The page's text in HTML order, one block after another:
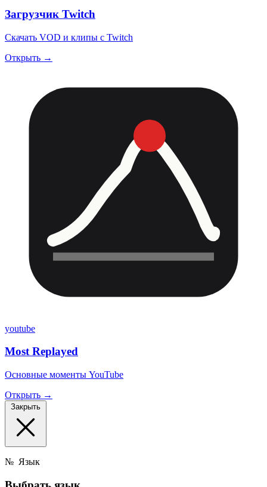
Загрузчик Twitch
Скачать VOD и клипы с Twitch
Открыть →
youtube
Most Replayed
Основные моменты YouTube
Открыть →
Закрыть
№ Язык